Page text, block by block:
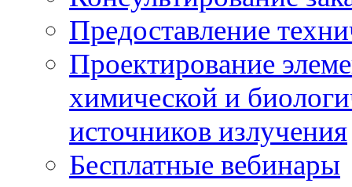
Предоставление
Проектирование
химической и
источников излучения
Бесплатные вебинары